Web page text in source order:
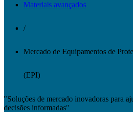
Materiais avançados
/
Mercado de Equipamentos de
(EPI)
"Soluções de mercado inovadoras para
decisões informadas"